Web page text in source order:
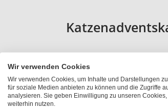
Du möchtest, dass dein samtpfotiger
du? Dann schenke ihm dieses Jahr nicht nur
oder einen Katzenadventskalender mit
Weihnachtskalender, der beides beinhaltet!
Wir verwenden Cookies
Wir verwenden Cookies, um Inhalte und Darstellungen
für soziale Medien anbieten zu können und die Zugriffe
analysieren. Sie geben Einwilligung zu unseren
weiterhin nutzen.